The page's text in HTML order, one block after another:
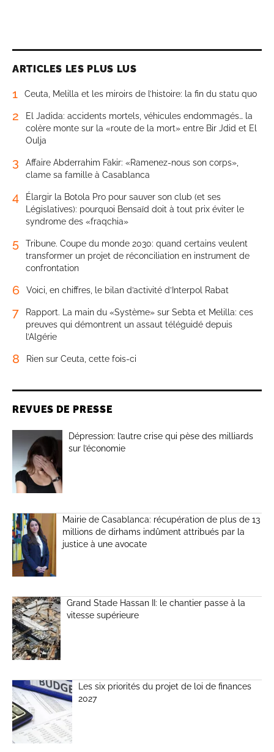
ARTICLES LES PLUS LUS
1 Ceuta, Melilla et les miroirs de l’histoire: la fin du statu quo
2
El Jadida: accidents mortels, véhicules endommagés… la
colère monte sur la «route de la mort» entre Bir Jdid et El
Oulja
3
Affaire Abderrahim Fakir: «Ramenez-nous son corps»,
clame sa famille à Casablanca
4
Élargir la Botola Pro pour sauver son club (et ses
Législatives): pourquoi Bensaïd doit à tout prix éviter le
syndrome des «fraqchia»
5
Tribune. Coupe du monde 2030: quand certains veulent
transformer un projet de réconciliation en instrument de
confrontation
6 Voici, en chiffres, le bilan d’activité d’Interpol Rabat
7
Rapport. La main du «Système» sur Sebta et Melilla: ces
preuves qui démontrent un assaut téléguidé depuis
l’Algérie
8 Rien sur Ceuta, cette fois-ci
REVUES DE PRESSE
Dépression: l’autre crise qui pèse des milliards
sur l’économie
Mairie de Casablanca: récupération de plus de 13
millions de dirhams indûment attribués par la
justice à une avocate
Grand Stade Hassan II: le chantier passe à la
vitesse supérieure
Les six priorités du projet de loi de finances
2027